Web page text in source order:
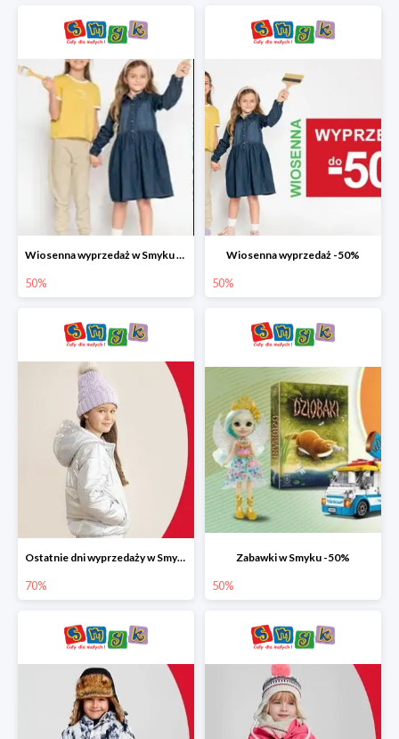
Wiosenna wyprzedaż w Smyku do -50%
50%
Wiosenna wyprzedaż -50%
50%
Ostatnie dni wyprzedaży w Smyku do -70%
70%
Zabawki w Smyku -50%
50%